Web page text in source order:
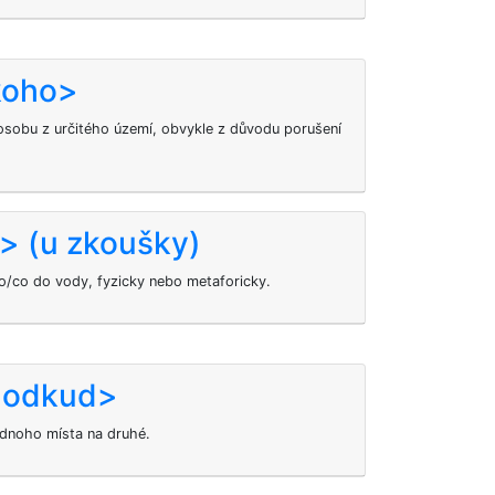
z určitého území, obvykle z důvodu porušení
(u zkoušky)
co do vody, fyzicky nebo metaforicky.
místa na druhé.